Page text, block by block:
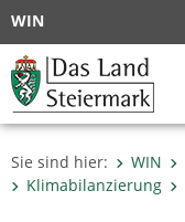
WIN
Sie sind hier: WIN
Klimabilanzierung